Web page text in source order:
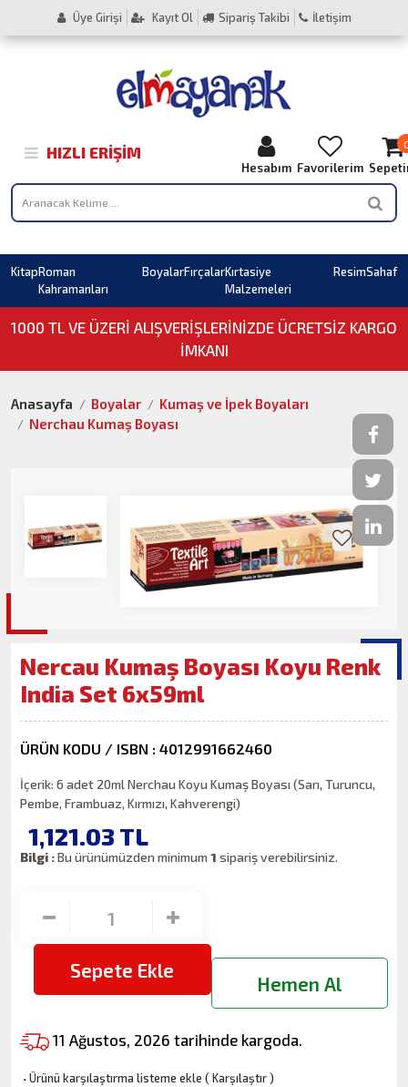
Üye Girişi Kayıt Ol Sipariş Takibi İletişim
HIZLI ERIŞIM
Hesabım Favorilerim
KitapRoman
Kahramanları
BoyalarFırçalarKırtasiye
Malzemeleri
ResimSahaf
1000 TL VE ÜZERI ALIŞVERIŞLERINIZDE ÜCRETSİZ KARGO
İMKANI
Anasayfa Boyalar
Kumaş ve İpek Boyaları
Nerchau Kumaş Boyası
Nercau Kumaş Boyası Koyu Renk
India Set 6x59ml
ÜRÜN KODU / ISBN : 4012991662460
İçerik: 6 adet 20ml Nerchau Koyu Kumaş Boyası (Sarı, Turuncu,
Pembe, Frambuaz, Kırmızı, Kahverengi)
1,121.03 TL
Bilgi :Bu ürünümüzden minimum1sipariş verebilirsiniz.
Sepete Ekle
Hemen Al
11 Ağustos, 2026 tarihinde kargoda.
·Ürünü karşılaştırma listeme ekle (Karşılaştır)